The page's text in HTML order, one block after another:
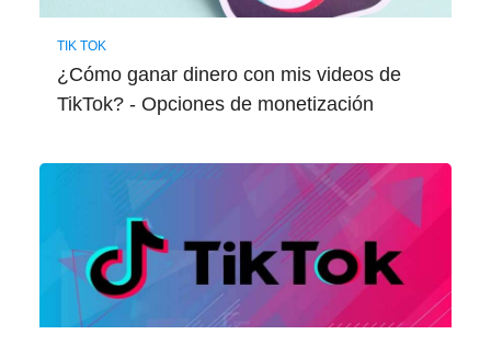
TIK TOK
¿Cómo ganar dinero con mis videos de
TikTok? - Opciones de monetización